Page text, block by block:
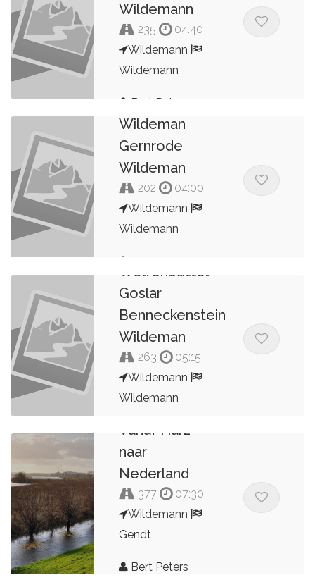
Wildemann
235
04:40
Wildemann
Wildemann
Bert Peters
2022 Harz
Wildeman
Gernrode
Wildeman
202
04:00
Wildemann
Wildemann
Bert Peters
Wolfenbuttel
Goslar
Benneckenstein
Wildeman
263
05:15
Wildemann
Wildemann
Bert Peters
Vanaf Harz
naar
Nederland
377
07:30
Wildemann
Gendt
Bert Peters
Route 1 van en